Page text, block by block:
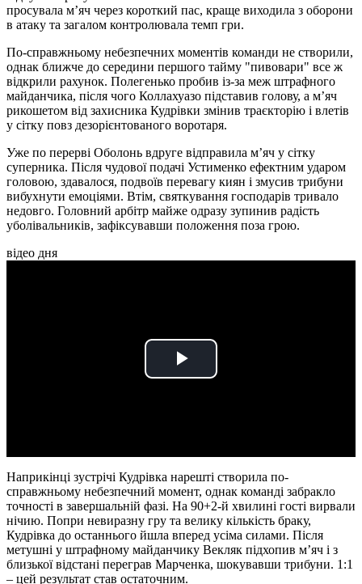
просувала м’яч через короткий пас, краще виходила з оборони
в атаку та загалом контролювала темп гри.
По-справжньому небезпечних моментів команди не створили,
однак ближче до середини першого тайму "пивовари" все ж
відкрили рахунок. Полегенько пробив із-за меж штрафного
майданчика, після чого Коллахуазо підставив голову, а м’яч
рикошетом від захисника Кудрівки змінив траєкторію і влетів
у сітку повз дезорієнтованого воротаря.
Уже по перерві Оболонь вдруге відправила м’яч у сітку
суперника. Після чудової подачі Устименко ефектним ударом
головою, здавалося, подвоїв перевагу киян і змусив трибуни
вибухнути емоціями. Втім, святкування господарів тривало
недовго. Головний арбітр майже одразу зупинив радість
уболівальників, зафіксувавши положення поза грою.
відео дня
Play
Наприкінці зустрічі Кудрівка нарешті створила по-
справжньому небезпечний момент, однак команді забракло
точності в завершальній фазі. На 90+2-й хвилині гості вирвали
нічию. Попри невиразну гру та велику кількість браку,
Кудрівка до останнього йшла вперед усіма силами. Після
метушні у штрафному майданчику Векляк підхопив м’яч і з
близької відстані переграв Марченка, шокувавши трибуни. 1:1
– цей результат став остаточним.